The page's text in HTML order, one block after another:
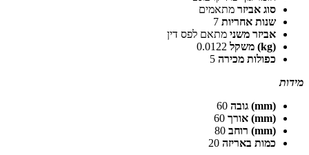
סוג אביזר מתאמים
שנות אחריות 7
אביזר משני מתאם לפס דין
(kg) משקל
0.0122
כפולות מכירה 5
מידות
(mm) גובה
60
(mm) אורך
60
(mm) רוחב
80
כמות באריזה 20